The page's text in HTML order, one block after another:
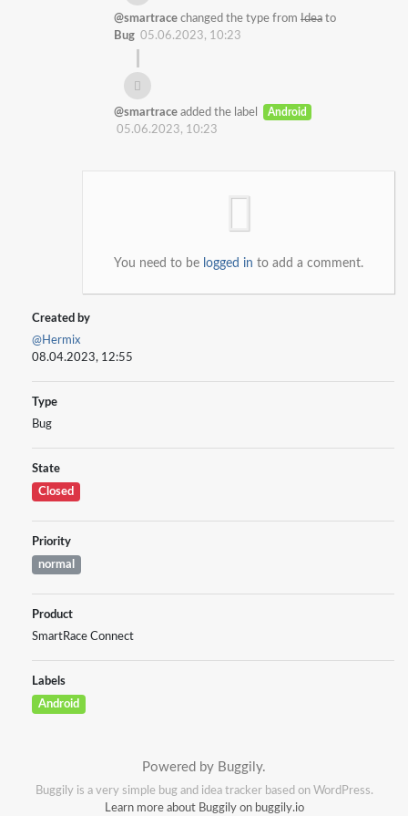
@smartrace changed the type from Idea to
Bug 05.06.2023, 10:23
@smartrace added the label Android
05.06.2023, 10:23
You need to be logged in to add a comment.
Created by
@Hermix
08.04.2023, 12:55
Type
Bug
State
Closed
Priority
normal
Product
SmartRace Connect
Labels
Android
Powered by Buggily.
Buggily is a very simple bug and idea tracker based on WordPress.
Learn more about Buggily on buggily.io